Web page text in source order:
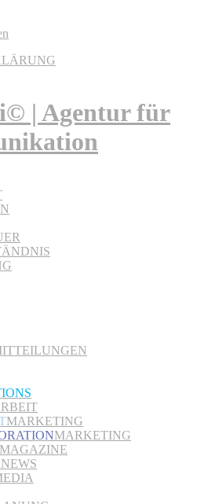
| Agentur für
MARKETING
MARKETING
MAGAZINE
NEWS